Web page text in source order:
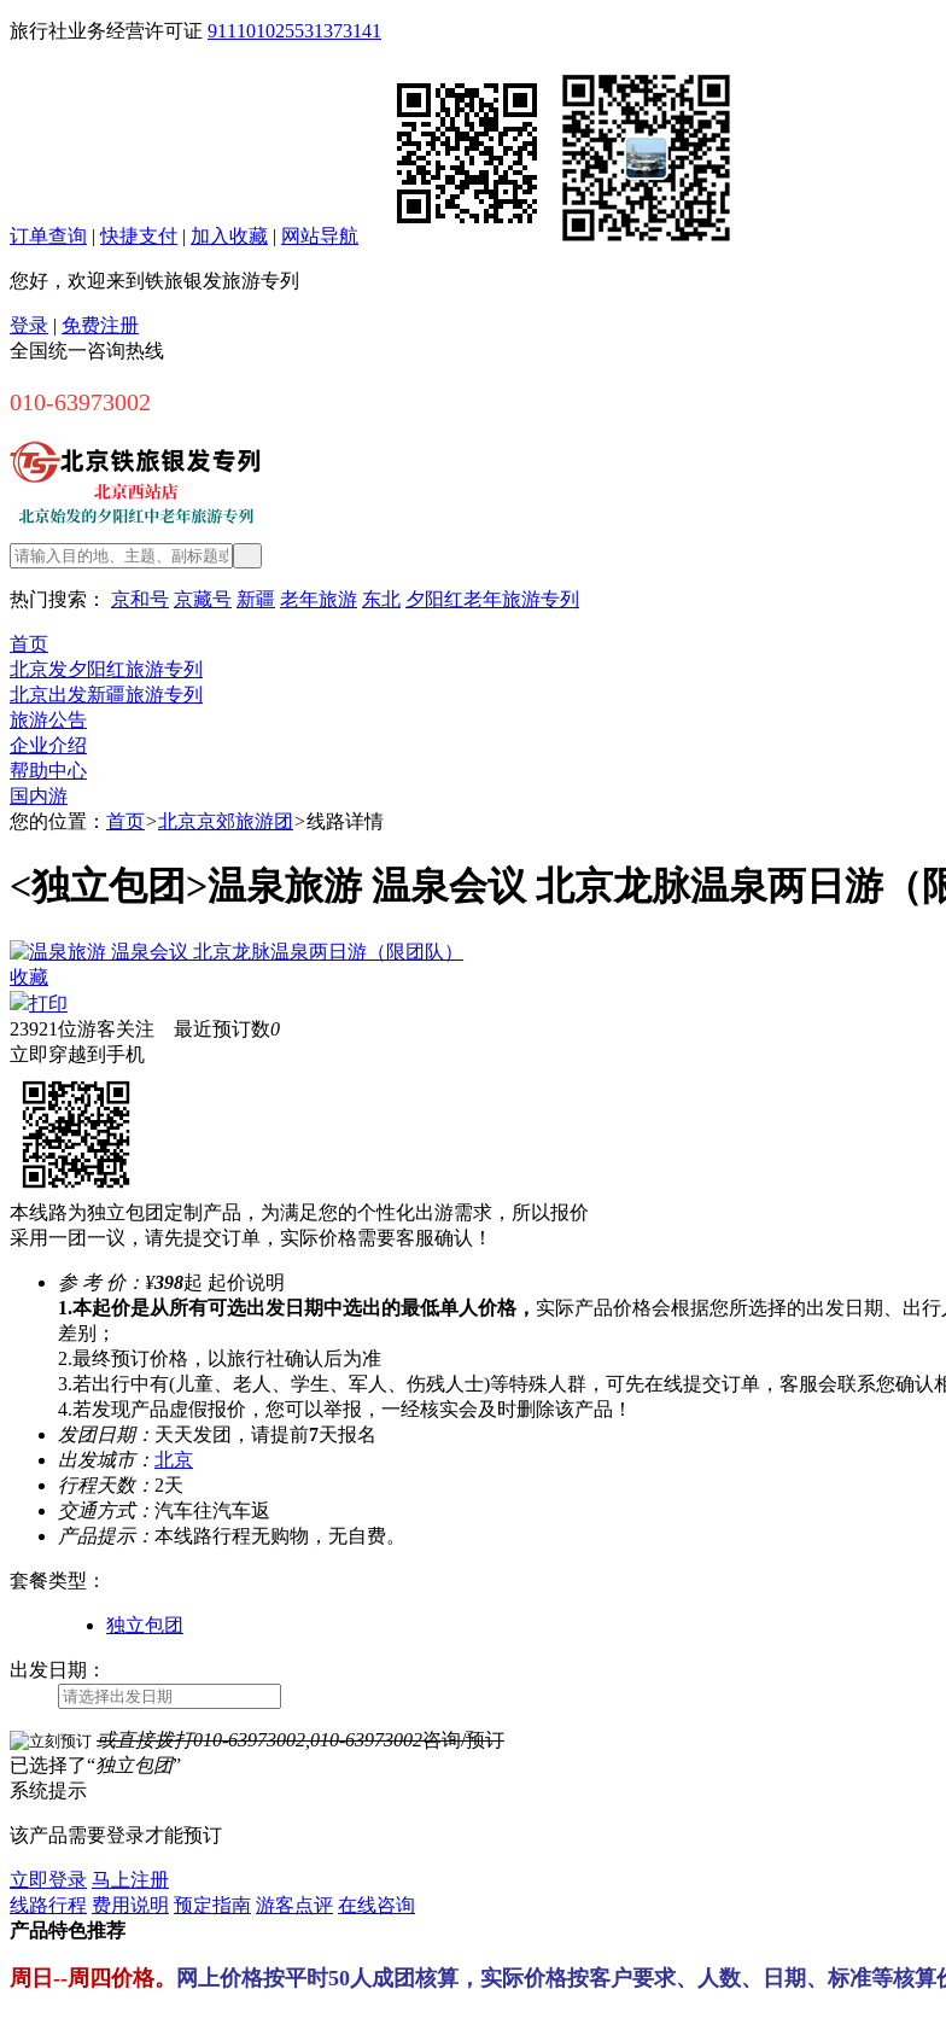
旅行社业务经营许可证 911101025531373141
订单查询 |快捷支付 | 加入收藏 | 网站导航
您好，欢迎来到铁旅银发旅游专列
登录 | 免费注册
全国统一咨询热线
010-63973002
热门搜索： 京和号 京藏号 新疆 老年旅游 东北 夕阳红老年旅游专列
首页
北京发夕阳红旅游专列
北京出发新疆旅游专列
旅游公告
企业介绍
帮助中心
国内游
您的位置： 首页>北京京郊旅游团 >线路详情
<独立包团>温泉旅游 温泉会议 北京龙脉温泉两日游（
收藏
打印
23921位游客关注 最近预订数0
立即穿越到手机
本线路为独立包团定制产品，为满足您的个性化出游需求，所以报价
采用一团一议，请先提交订单，实际价格需要客服确认！
参 考 价： ¥398起 起价说明
1.本起价是从所有可选出发日期中选出的最低单人价格， 实际产品价格会根据您所选择的出发日期、出
差别；
2.最终预订价格，以旅行社确认后为准
3.若出行中有(儿童、老人、学生、军人、伤残人士)等特殊人群，可先在线提交订单，客服会联系您确认
4.若发现产品虚假报价，您可以举报，一经核实会及时删除该产品！
发团日期： 天天发团，请提前7天报名
出发城市： 北京
行程天数： 2天
交通方式： 汽车往汽车返
产品提示： 本线路行程无购物，无自费。
套餐类型 ：
独立包团
出发日期：
或直接拨打010-63973002,010-63973002咨询/预订
已选择了“独立包团”
系统提示
该产品需要登录才能预订
立即登录 马上注册
线路行程 费用说明 预定指南 游客点评 在线咨询
产品特色推荐
周日--周四价格。 网上价格按平时50人成团核算，实际价格按客户要求、人数、日期、标准等核算